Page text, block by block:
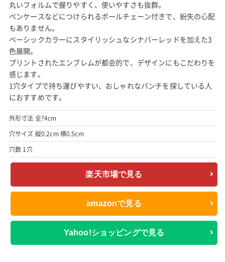
丸いフォルムで握りやすく、使いやすさも抜群。
ペンケースなどにつけられるボールチェーン付きで、紛失の心配
もありません。
ベーシックカラーにスタイリッシュなシナバーレッドを加えた3
色展開。
プリントされたエンブレムが都会的で、デザインにもこだわりを
感じます。
1穴タイプで持ち運びやすい、おしゃれなパンチを探している人
におすすめです。
外形寸法 全?4cm
穴サイズ 縦0.2cm 横0.5cm
穴数 1穴
楽天市場で見る
amazonで見る
Yahoo!ショッピングで見る